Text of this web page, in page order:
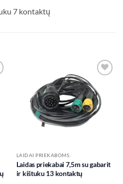
7 kontaktų
wishlist
LAIDAI PRIEKABOMS
Laidas priekabai 7,5m su gabarit
ir kištuku 13 kontaktų